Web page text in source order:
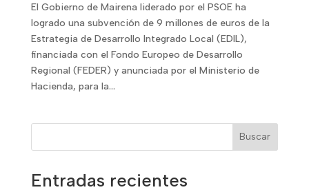
El Gobierno de Mairena liderado por el PSOE ha
logrado una subvención de 9 millones de euros de la
Estrategia de Desarrollo Integrado Local (EDIL),
financiada con el Fondo Europeo de Desarrollo
Regional (FEDER) y anunciada por el Ministerio de
Hacienda, para la...
Buscar
Entradas recientes